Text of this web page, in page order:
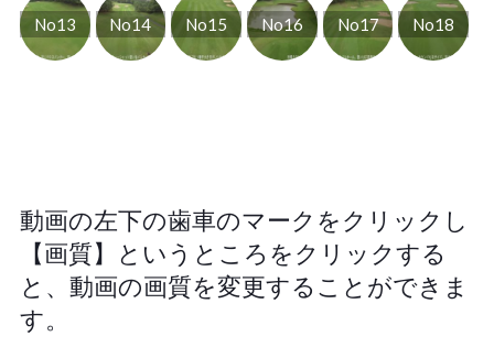
動画の左下の歯車のマークをクリックし
【画質】というところをクリックする
と、動画の画質を変更することができま
す。